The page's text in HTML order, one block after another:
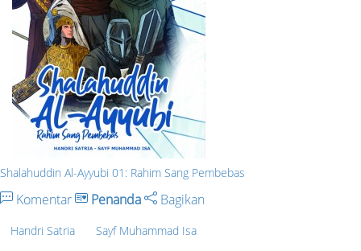
Shalahuddin Al-Ayyubi 01: Rahim Sang Pembebas
Komentar Penanda Bagikan
Handri Satria Sayf Muhammad Isa